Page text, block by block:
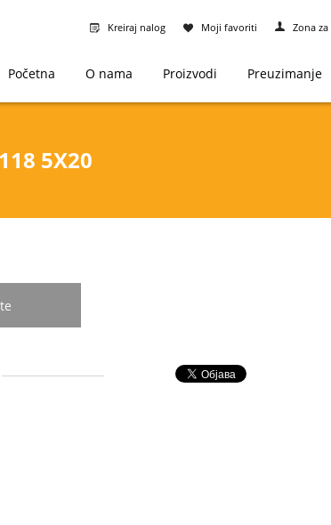
5X20
Kreiraj nalog Moji favoriti Zona
Početna O nama Proizvodi Preuzimanje